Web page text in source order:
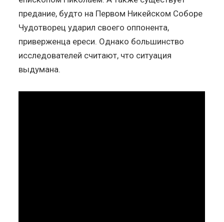
предание, будто на Первом Никейском Соборе
Чудотворец ударил своего оппонента,
приверженца ереси. Однако большинство
исследователей считают, что ситуация
выдумана.